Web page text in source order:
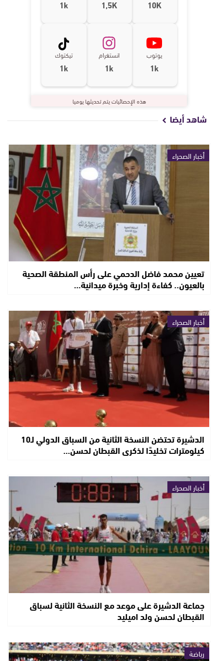
10K
1,5K
1k
يوتوب
1k
انستغرام
1k
تيكتوك
1k
هذه الإحصائيات يتم تحديثها يوميا
شاهد أيضا
أخبار الصحراء
تعيين محمد فاضل الدحمي على رأس المنطقة الصحية
بالعيون.. كفاءة إدارية وخبرة ميدانية…
أخبار الصحراء
الدشيرة تحتضن النسخة الثانية من السباق الدولي لـ10
كيلومترات تخليدًا لذكرى القبطان لحسن…
أخبار الصحراء
جماعة الدشيرة على موعد مع النسخة الثانية لسباق
القبطان لحسن ولد اميليد
رياضة